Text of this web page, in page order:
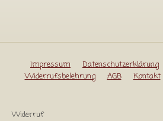
Impressum Datenschutzerklärung
Widerrufsbelehrung
AGB Kontakt
Widerruf